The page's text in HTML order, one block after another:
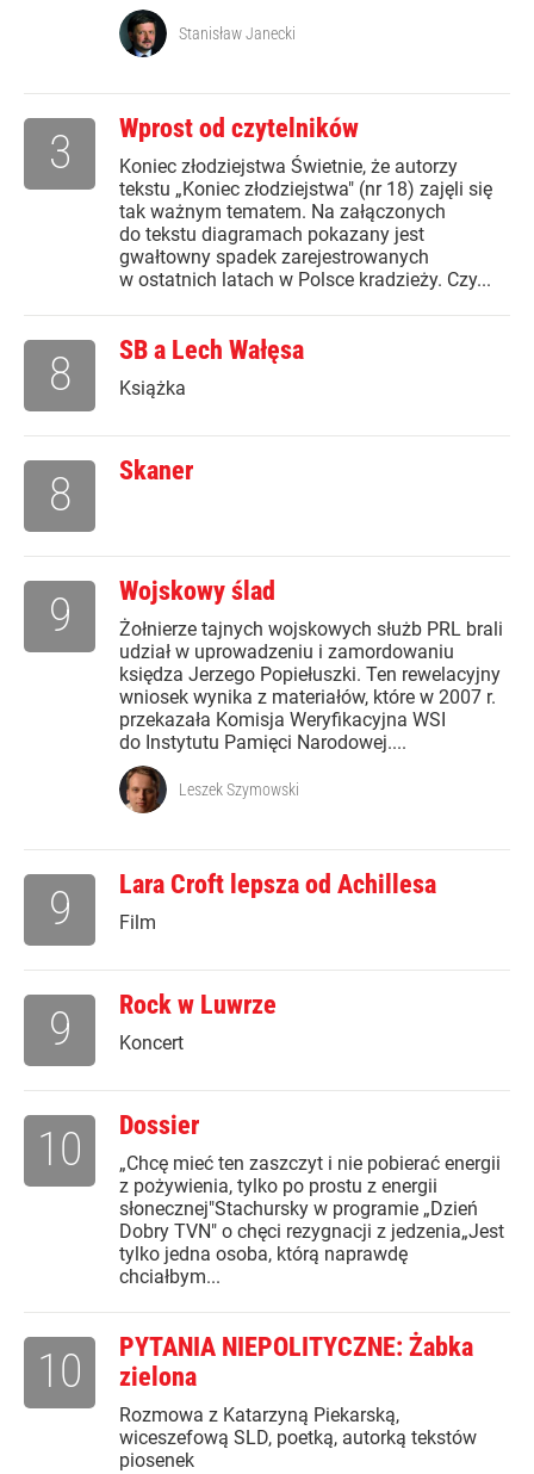
Stanisław Janecki
Wprost od czytelników
Koniec złodziejstwa Świetnie, że autorzy
tekstu „Koniec złodziejstwa" (nr 18) zajęli się
tak ważnym tematem. Na załączonych
do tekstu diagramach pokazany jest
gwałtowny spadek zarejestrowanych
w ostatnich latach w Polsce kradzieży. Czy...
3
SB a Lech Wałęsa
Książka
8
Skaner
8
Wojskowy ślad
Żołnierze tajnych wojskowych służb PRL brali
udział w uprowadzeniu i zamordowaniu
księdza Jerzego Popiełuszki. Ten rewelacyjny
wniosek wynika z materiałów, które w 2007 r.
przekazała Komisja Weryfikacyjna WSI
do Instytutu Pamięci Narodowej....
9
Leszek Szymowski
Lara Croft lepsza od Achillesa
Film
9
Rock w Luwrze
Koncert
9
Dossier
„Chcę mieć ten zaszczyt i nie pobierać energii
z pożywienia, tylko po prostu z energii
słonecznej"Stachursky w programie „Dzień
Dobry TVN" o chęci rezygnacji z jedzenia„Jest
tylko jedna osoba, którą naprawdę
chciałbym...
10
PYTANIA NIEPOLITYCZNE: Żabka
zielona
Rozmowa z Katarzyną Piekarską,
wiceszefową SLD, poetką, autorką tekstów
piosenek
10